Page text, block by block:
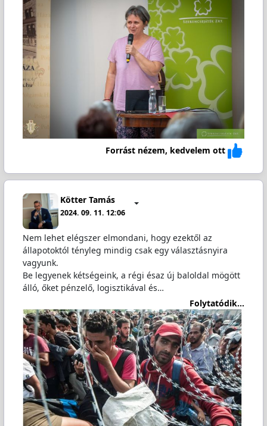
Forrást nézem, kedvelem ott
Kötter Tamás
2024. 09. 11. 12:06
Nem lehet elégszer elmondani, hogy ezektől az
állapotoktól tényleg mindig csak egy választásnyira
vagyunk.
Be legyenek kétségeink, a régi ésaz új baloldal mögött
álló, őket pénzelő, logisztikával és…
Folytatódik...